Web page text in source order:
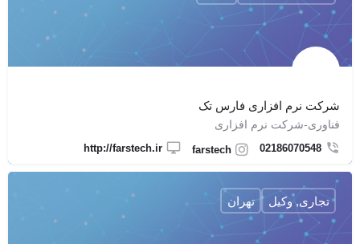
شرکت نرم افزاری فارس تک
فناوری-شرکت نرم افزاری
02186070548
farstech
http://farstech.ir
تجاری, وکیل تهران